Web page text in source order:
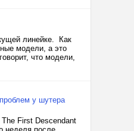
линейке. Как
модели, а это
что модели,
у шутера
The First Descendant